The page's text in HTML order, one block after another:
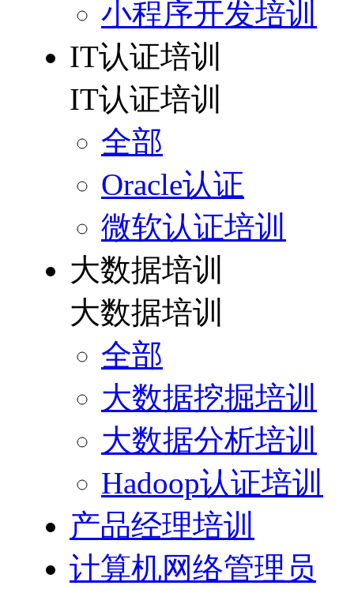
小程序开发培训
IT认证培训
IT认证培训
全部
Oracle认证
微软认证培训
大数据培训
大数据培训
全部
大数据挖掘培训
大数据分析培训
Hadoop认证培训
产品经理培训
计算机网络管理员